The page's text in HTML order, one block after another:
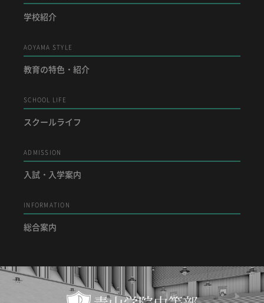
学校紹介
AOYAMA STYLE
教育の特色・紹介
SCHOOL LIFE
スクールライフ
ADMISSION
入試・入学案内
INFORMATION
総合案内